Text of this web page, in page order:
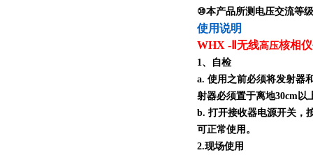
⑩本产品所测电压交流等
使用说明
WHX -Ⅱ无线高压核相仪
1、自检
a. 使用之前必须将发射器
射器必须置于离地30cm以
b. 打开接收器电源开关，
可正常使用。
2.现场使用